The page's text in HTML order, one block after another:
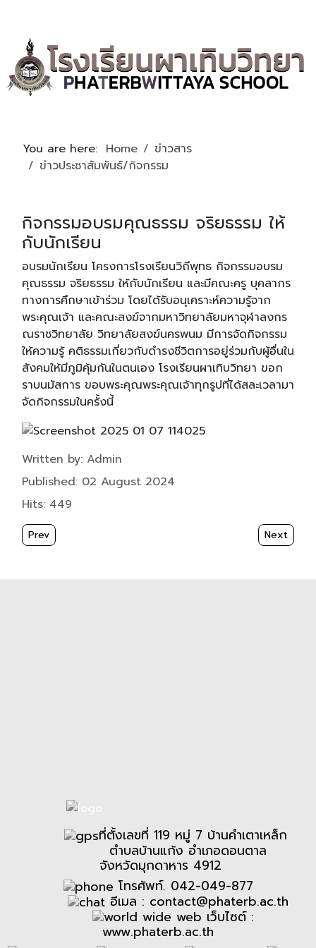
You are here: Home
ข่าวสาร
ข่าวประชาสัมพันธ์/กิจกรรม
กิจกรรมอบรมคุณธรรม จริยธรรม ให้
กับนักเรียน
อบรมนักเรียน โครงการโรงเรียนวิถีพุทธ กิจกรรมอบรม
คุณธรรม จริยธรรม ให้กับนักเรียน และมีคณะครู บุคลากร
ทางการศึกษาเข้าร่วม โดยได้รับอนุเคราะห์ความรู้จาก
พระคุณเจ้า และคณะสงฆ์จากมหาวิทยาลัยมหาจุฬาลงกร
ณราชวิทยาลัย วิทยาลัยสงฆ์นครพนม มีการจัดกิจกรรม
ให้ความรู้ คติธรรมเกี่ยวกับดำรงชีวิตการอยู่ร่วมกับผู้อื่นใน
สังคมให้มีภูมิคุ้มกันในตนเอง โรงเรียนผาเทิบวิทยา ขอก
ราบนมัสการ ขอบพระคุณพระคุณเจ้าทุกรูปที่ได้สละเวลามา
จัดกิจกรรมในครั้งนี้
Details
Written by: Admin
Published: 02 August 2024
Hits: 449
Previous article: เดินรณรงค์ให้ประชนได้ออกมาใช้สิทธิ์เลือกตั้งเลือ
Prev Next
Next
ที่ตั้งเลขที่ 119 หมู่ 7 บ้านคำเตาเหล็ก
ตำบลบ้านแก้ง อำเภอดอนตาล
จังหวัดมุกดาหาร 4912
โทรศัพท์. 042-049-877
อีเมล : contact@phaterb.ac.th
เว็บไซต์ :
www.phaterb.ac.th